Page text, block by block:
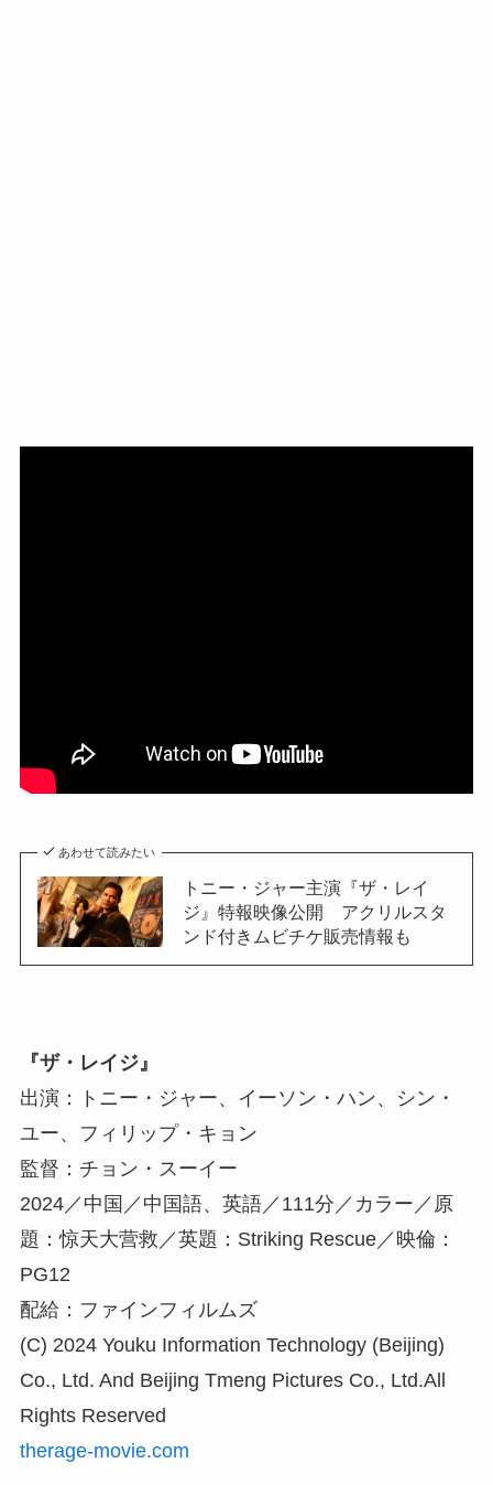
あわせて読みたい
トニー・ジャー主演『ザ・レイ
ジ』特報映像公開 アクリルスタ
ンド付きムビチケ販売情報も
『ザ・レイジ』
出演：トニー・ジャー、イーソン・ハン、シン・
ユー、フィリップ・キョン
監督：チョン・スーイー
2024／中国／中国語、英語／111分／カラー／原
題：惊天大营救／英題：Striking Rescue／映倫：
PG12
配給：ファインフィルムズ
(C) 2024 Youku Information Technology (Beijing)
Co., Ltd. And Beijing Tmeng Pictures Co., Ltd.All
Rights Reserved
therage-movie.com